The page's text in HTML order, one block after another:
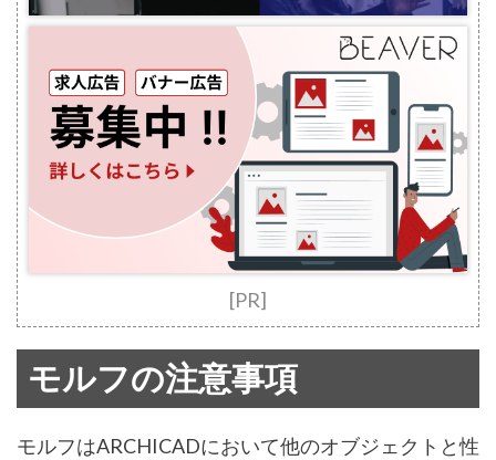
[PR]
モルフの注意事項
モルフはARCHICADにおいて他のオブジェクトと性